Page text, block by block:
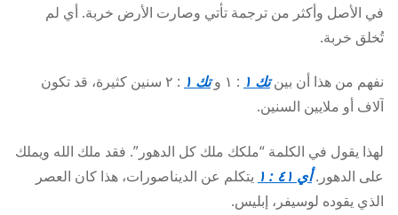
في الأصل وأكثر من ترجمة تأتي وصارت الأرض خربة. أي لم
تُخلق خربة.
نفهم من هذا أن بينتك ١ : ١ و تك ١
: ٢ سنين كثيرة، قد تكون
آلاف أو ملايين السنين.
لهذا يقول في الكلمة “ملكك ملك كل الدهور”. فقد ملك الله ويملك
على الدهور.أي ٤١ : ١
يتكلم عن الديناصورات، هذا كان العصر
الذي يقوده لوسيفر، إبليس.